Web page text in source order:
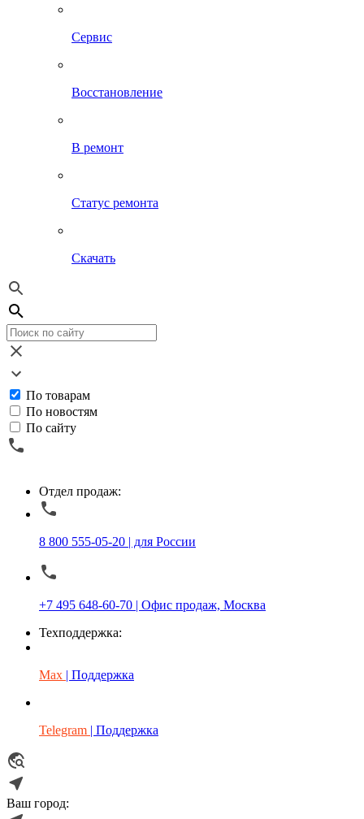
Сервис
Восстановление
В ремонт
Статус ремонта
Скачать
По товарам
По новостям
По сайту
Отдел продаж:
8 800 555-05-20 | для России
+7 495 648-60-70 | Офис продаж, Москва
Техподдержка:
Max | Поддержка
Telegram | Поддержка
Ваш город: